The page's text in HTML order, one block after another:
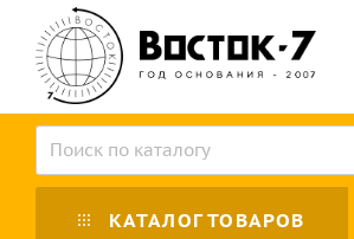
КАТАЛОГ ТОВАРОВ